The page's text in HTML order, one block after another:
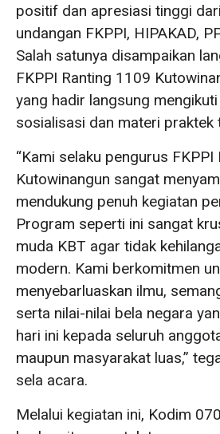
positif dan apresiasi tinggi
undangan FKPPI, HIPAKAD,
Salah satunya disampaikan
FKPPI Ranting 1109
yang hadir langsung
sosialisasi dan materi praktek
“Kami selaku pengurus FKPPI
Kutowinangun sangat
mendukung penuh kegiatan
Program seperti ini sangat
muda KBT agar tidak
modern. Kami berkomitmen
menyebarluaskan ilmu,
serta nilai-nilai bela negara
hari ini kepada seluruh
maupun masyarakat luas,”
sela acara.
Melalui kegiatan ini, Kodim